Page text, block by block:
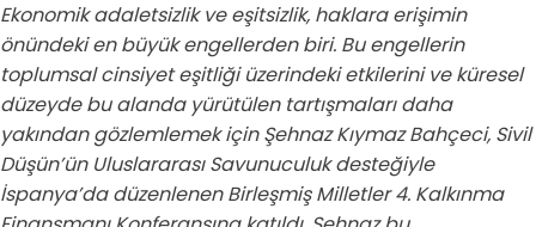
Ekonomik adaletsizlik ve eşitsizlik, haklara erişimin
önündeki en büyük engellerden biri. Bu engellerin
toplumsal cinsiyet eşitliği üzerindeki etkilerini ve küresel
düzeyde bu alanda yürütülen tartışmaları daha
yakından gözlemlemek için Şehnaz Kıymaz Bahçeci, Sivil
Düşün’ün Uluslararası Savunuculuk desteğiyle
İspanya’da düzenlenen Birleşmiş Milletler 4. Kalkınma